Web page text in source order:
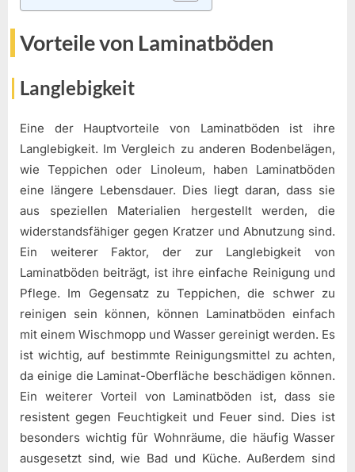
Vorteile von Laminatböden
Langlebigkeit
Eine der Hauptvorteile von Laminatböden ist ihre
Langlebigkeit. Im Vergleich zu anderen Bodenbelägen,
wie Teppichen oder Linoleum, haben Laminatböden
eine längere Lebensdauer. Dies liegt daran, dass sie
aus speziellen Materialien hergestellt werden, die
widerstandsfähiger gegen Kratzer und Abnutzung sind.
Ein weiterer Faktor, der zur Langlebigkeit von
Laminatböden beiträgt, ist ihre einfache Reinigung und
Pflege. Im Gegensatz zu Teppichen, die schwer zu
reinigen sein können, können Laminatböden einfach
mit einem Wischmopp und Wasser gereinigt werden. Es
ist wichtig, auf bestimmte Reinigungsmittel zu achten,
da einige die Laminat-Oberfläche beschädigen können.
Ein weiterer Vorteil von Laminatböden ist, dass sie
resistent gegen Feuchtigkeit und Feuer sind. Dies ist
besonders wichtig für Wohnräume, die häufig Wasser
ausgesetzt sind, wie Bad und Küche. Außerdem sind